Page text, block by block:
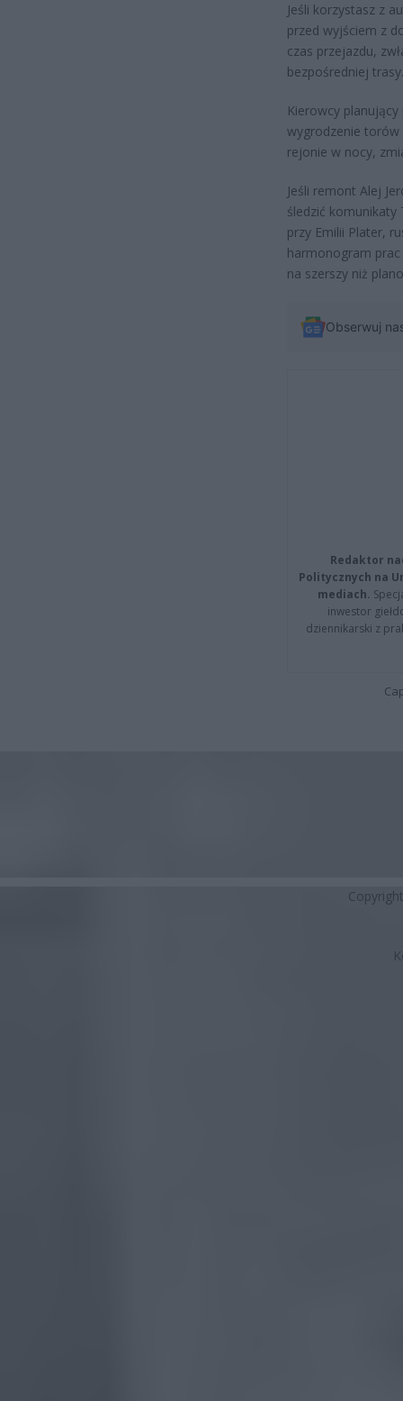
Jeśli korzystasz z
przed wyjściem z
czas przejazdu,
bezpośredniej trasy.
Kierowcy
wygrodzenie torów
rejonie w nocy,
Jeśli remont Alej
śledzić
przy Emilii Plater,
harmonogram
na szerszy niż
Obserwuj
Redaktor
Politycznych na
mediach.
inwestor
dziennikarski z